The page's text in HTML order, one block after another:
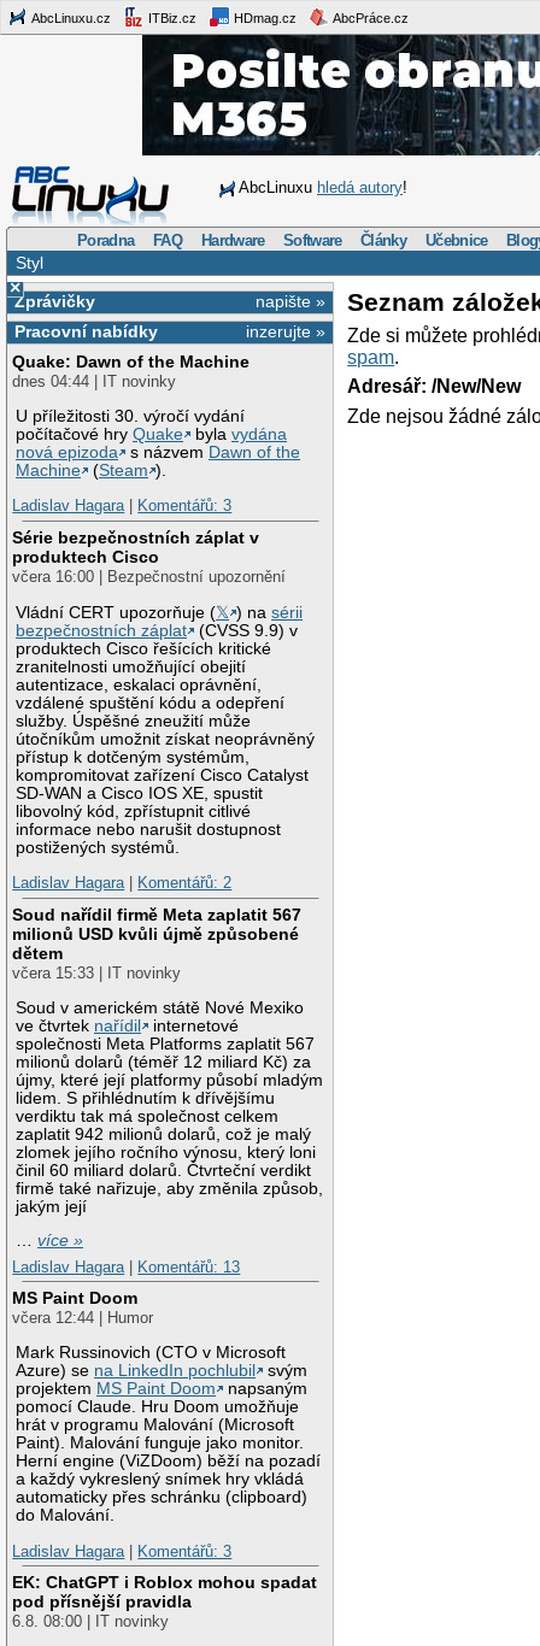
AbcLinuxu.cz ITBiz.cz HDmag.cz AbcPráce.cz
AbcLinuxu hledá autory!
Poradna FAQ Hardware Software Články Učebnice
Styl
×
napište »
Zprávičky
inzerujte »
Pracovní nabídky
Quake: Dawn of the Machine
dnes 04:44 | IT novinky
U příležitosti 30. výročí vydání
počítačové hryQuake bylavydána
nová epizoda
s názvem Dawn of the
Machine
(Steam ).
Ladislav Hagara| Komentářů: 3
Série bezpečnostních záplat v
produktech Cisco
včera 16:00 | Bezpečnostní upozornění
Vládní CERT upozorňuje (𝕏 ) nasérii
bezpečnostních záplat
(CVSS 9.9) v
produktech Cisco řešících kritické
zranitelnosti umožňující obejití
autentizace, eskalaci oprávnění,
vzdálené spuštění kódu a odepření
služby. Úspěšné zneužití může
útočníkům umožnit získat neoprávněný
přístup k dotčeným systémům,
kompromitovat zařízení Cisco Catalyst
SD-WAN a Cisco IOS XE, spustit
libovolný kód, zpřístupnit citlivé
informace nebo narušit dostupnost
postižených systémů.
Ladislav Hagara| Komentářů: 2
Soud nařídil firmě Meta zaplatit 567
milionů USD kvůli újmě způsobené
dětem
včera 15:33 | IT novinky
Soud v americkém státě Nové Mexiko
ve čtvrtek nařídil
internetové
společnosti Meta Platforms zaplatit 567
milionů dolarů (téměř 12 miliard Kč) za
újmy, které její platformy působí mladým
lidem. S přihlédnutím k dřívějšímu
verdiktu tak má společnost celkem
zaplatit 942 milionů dolarů, což je malý
zlomek jejího ročního výnosu, který loni
činil 60 miliard dolarů. Čtvrteční verdikt
firmě také nařizuje, aby změnila způsob,
jakým její
…více »
Ladislav Hagara
Komentářů: 13
MS Paint Doom
včera 12:44 | Humor
Mark Russinovich (CTO v Microsoft
Azure) se na LinkedIn pochlubil
svým
projektem MS Paint Doom
napsaným
pomocí Claude. Hru Doom umožňuje
hrát v programu Malování (Microsoft
Paint). Malování funguje jako monitor.
Herní engine (ViZDoom) běží na pozadí
a každý vykreslený snímek hry vkládá
automaticky přes schránku (clipboard)
do Malování.
Ladislav Hagara
Komentářů: 3
EK: ChatGPT i Roblox mohou spadat
pod přísnější pravidla
6.8. 08:00 | IT novinky
Seznam
Zde si můžete
spam.
Adresář: /New/New
Zde nejsou žádné